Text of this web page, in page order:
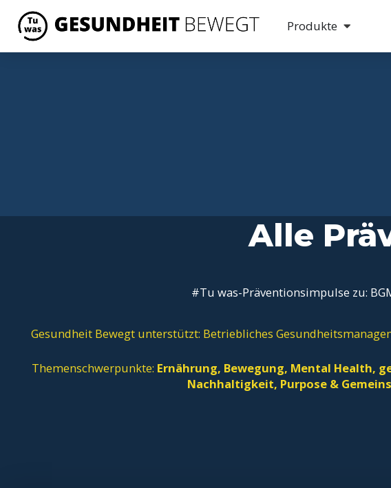
Produkte
Alle
#Tu was-Präventionsimpulse zu:
Gesundheit Bewegt unterstützt: Betriebliches
Themenschwerpunkte: Ernährung, Bewegung, Mental Health,
Nachhaltigkeit, Purpose &